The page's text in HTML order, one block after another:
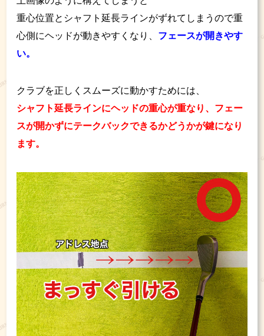
重心位置とシャフト延長ラインがずれてしまうので重
心側にヘッドが動きやすくなり、 フェースが開きやす
い。
クラブを正しくスムーズに動かすためには、
シャフト延長ラインにヘッドの重心が重なり、フェー
スが開かずにテークバックできるかどうかが鍵になり
ます。